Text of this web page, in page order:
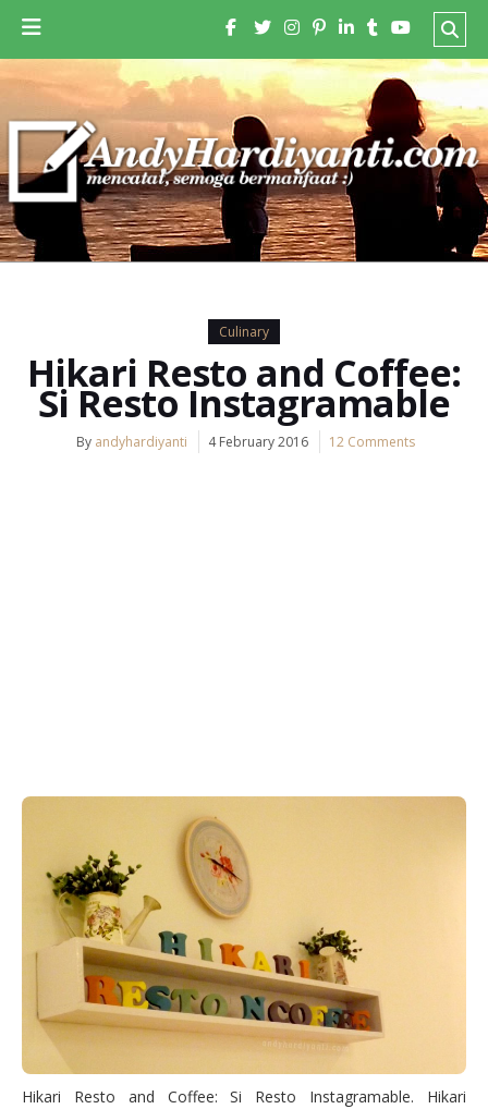
Culinary
Hikari Resto and Coffee:
Si Resto Instagramable
By andyhardiyanti 4 February 2016 12 Comments
Hikari Resto and Coffee: Si Resto Instagramable. Hikari